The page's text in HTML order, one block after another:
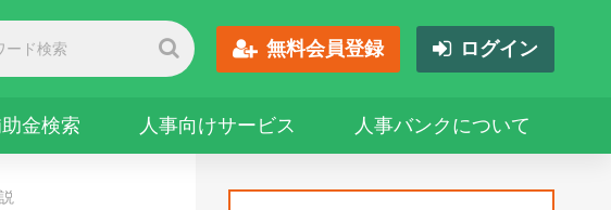
無料会員登録 ログイン
金検索 人事向けサービス 人事バンクについて